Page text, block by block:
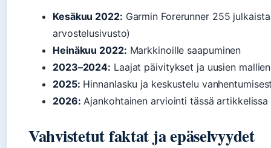
Kesäkuu 2022: Garmin Forerunner 255
arvostelusivusto)
Heinäkuu 2022: Markkinoille saapuminen
2023–2024: Laajat päivitykset ja uusien
2025: Hinnanlasku ja keskustelu
2026: Ajankohtainen arviointi tässä artikkelissa
Vahvistetut faktat ja epäselvyydet